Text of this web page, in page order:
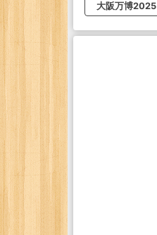
大阪万博2025